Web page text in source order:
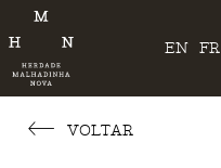
EN FR
VOLTAR